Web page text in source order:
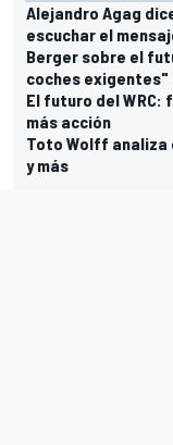
Alejandro Agag
escuchar el
Berger sobre el
coches exigentes"
El futuro del
más acción
Toto Wolff analiza
y más